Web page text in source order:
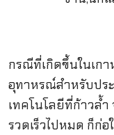
กรณีที่เกิดขึ้นในเก
อุทาหรณ์สำหรับประ
เทคโนโลยีที่ก้าวล้
รวดเร็วไปหมด ก็ก่